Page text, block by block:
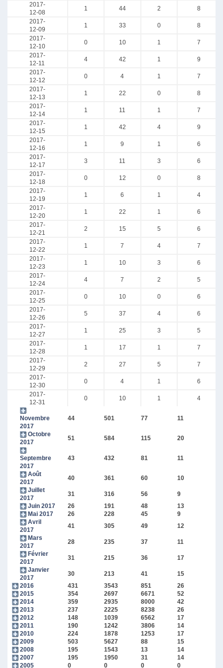
2017-
12-08
1 44 2
8
2017-
12-09
1 33 0
8
2017-
12-10
0 10 1
7
2017-
12-11
4 42 1
9
2017-
12-12
0 4 1
7
2017-
12-13
1 22 0
8
2017-
12-14
1 11 1
7
2017-
12-15
1 42 4
9
2017-
12-16
1 9 1
6
2017-
12-17
3 11 3
6
2017-
12-18
0 12 0
8
2017-
12-19
1 6 1
4
2017-
12-20
1 22 1
6
2017-
12-21
2 15 5
6
2017-
12-22
1 7 4
7
2017-
12-23
1 10 3
6
2017-
12-24
4 7 2
5
2017-
12-25
0 10 0
6
2017-
12-26
5 37 4
6
2017-
12-27
1 25 3
5
2017-
12-28
1 17 1
7
2017-
12-29
2 27 5
7
2017-
12-30
0 4 1
6
2017-
12-31
0 10 1 4
Novembre
2017
44 501 77 11
Octobre
2017
51 584 115 20
Septembre
2017
43 432 81 11
Août
2017
40 361 60 10
Juillet
2017
31 316 56 9
Juin 2017
26 191 48 13
Mai 2017
26 228 45 9
Avril
2017
41 305 49 12
Mars
2017
28 235 37 11
Février
2017
31 215 36 17
Janvier
2017
30 213 41 15
2016
431 3543 851 26
2015
354 2697 6671 52
2014
359 2935 8000 42
2013
237 2225 8238 26
2012
148 1039 6562 17
2011
190 1242 3806 14
2010
224 1878 1253 17
2009
503 5627 88 15
2008
195 1543 13 14
2007
195 1950 31 14
2005
0 0 0 0